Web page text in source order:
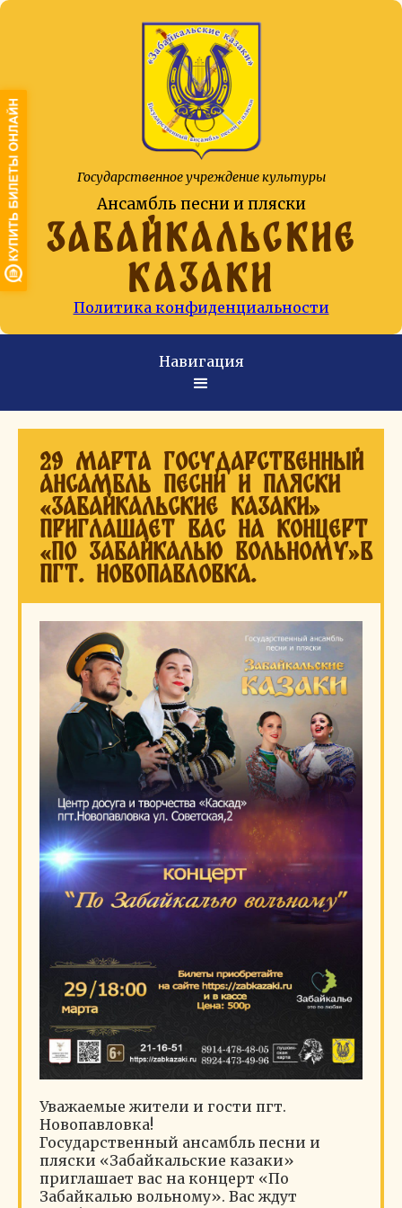
Государственное учреждение культуры
Ансамбль песни и пляски
ЗАБАЙКАЛЬСКИЕ
КАЗАКИ
Политика конфиденциальности
Навигация
29 марта Государственный
ансамбль песни и пляски
«Забайкальские казаки»
приглашает вас на концерт
«По Забайкалью вольному»в
пгт. Новопавловка.
Уважаемые жители и гости пгт.
Новопавловка!
Государственный ансамбль песни и
пляски «Забайкальские казаки»
приглашает вас на концерт «По
Забайкалью вольному». Вас ждут